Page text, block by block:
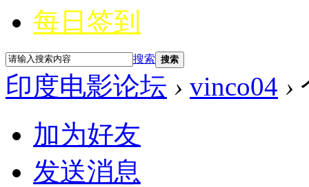
每日签到
搜索 搜索
印度电影论坛 › vinco04 ›
加为好友
发送消息